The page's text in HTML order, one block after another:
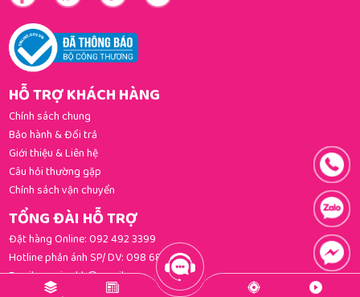
HỖ TRỢ KHÁCH HÀNG
Chính sách chung
Bảo hành & Đổi trả
Giới thiệu & Liên hệ
Câu hỏi thường gặp
Chính sách vận chuyển
TỔNG ĐÀI HỖ TRỢ
Đặt hàng Online:092 492 3399
Hotline phản ánh SP/ DV:098 681 3392
Email:gomi.cskh@gmail.com